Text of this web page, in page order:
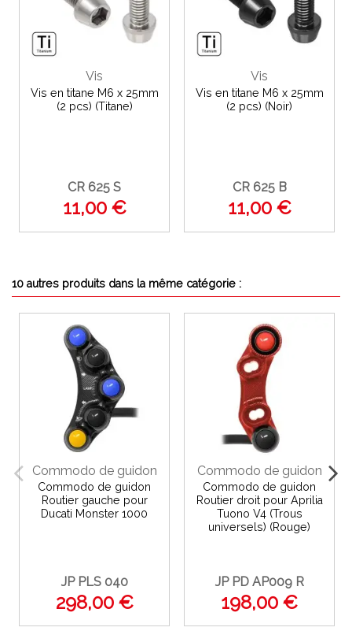
Vis
Vis en titane M6 x 25mm
(2 pcs) (Titane)
CR 625 S
11,00 €
Vis
Vis en titane M6 x 25mm
(2 pcs) (Noir)
CR 625 B
11,00 €
10 autres produits dans la même catégorie :
Commodo de guidon
Commodo de guidon
Routier gauche pour
Ducati Monster 1000
JP PLS 040
298,00 €
Commodo de guidon
Commodo de guidon
Routier droit pour Aprilia
Tuono V4 (Trous
universels) (Rouge)
JP PD AP009 R
198,00 €